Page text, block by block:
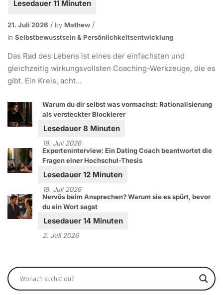
21. Juli 2026 by Mathew
in Selbstbewusstsein & Persönlichkeitsentwicklung
Das Rad des Lebens ist eines der einfachsten und
gleichzeitig wirkungsvollsten Coaching-Werkzeuge, die es
gibt. Ein Kreis, acht...
Warum du dir selbst was vormachst: Rationalisierung
als versteckter Blockierer
19. Juli 2026
Experteninterview: Ein Dating Coach beantwortet die
Fragen einer Hochschul-Thesis
18. Juli 2026
Nervös beim Ansprechen? Warum sie es spürt, bevor
du ein Wort sagst
2. Juli 2026